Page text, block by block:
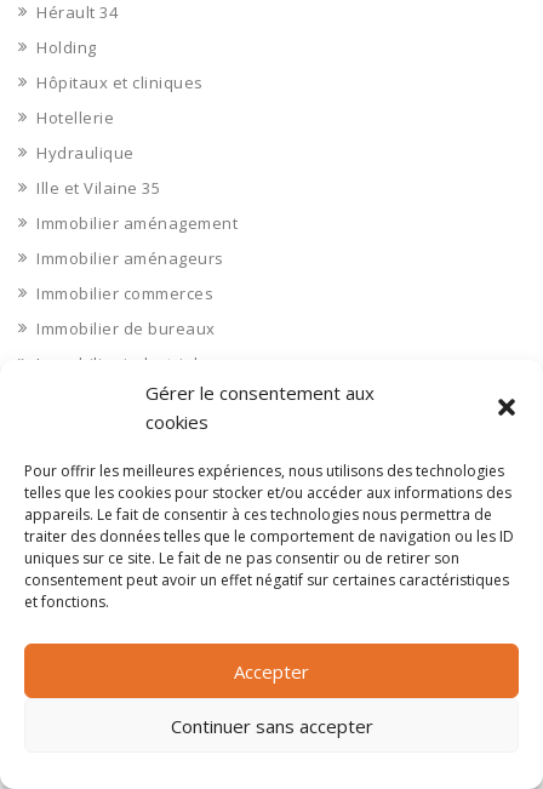
Gérer le consentement aux
cookies
Pour offrir les meilleures expériences, nous utilisons des technologies
telles que les cookies pour stocker et/ou accéder aux informations des
appareils. Le fait de consentir à ces technologies nous permettra de
traiter des données telles que le comportement de navigation ou les ID
uniques sur ce site. Le fait de ne pas consentir ou de retirer son
consentement peut avoir un effet négatif sur certaines caractéristiques
et fonctions.
Accepter
Continuer sans accepter
Hérault 34
Holding
Hôpitaux et cliniques
Hotellerie
Hydraulique
Ille et Vilaine 35
Immobilier aménagement
Immobilier aménageurs
Immobilier commerces
Immobilier de bureaux
Immobilier industriel
Immobilier logements
Impression 3D
Imprimerie
Indre 36
Indre et Loire 37
Industrie agroalimentaire
Industrie chimique
Industrie divers
INDUSTRIE DIVERS : Autres industries